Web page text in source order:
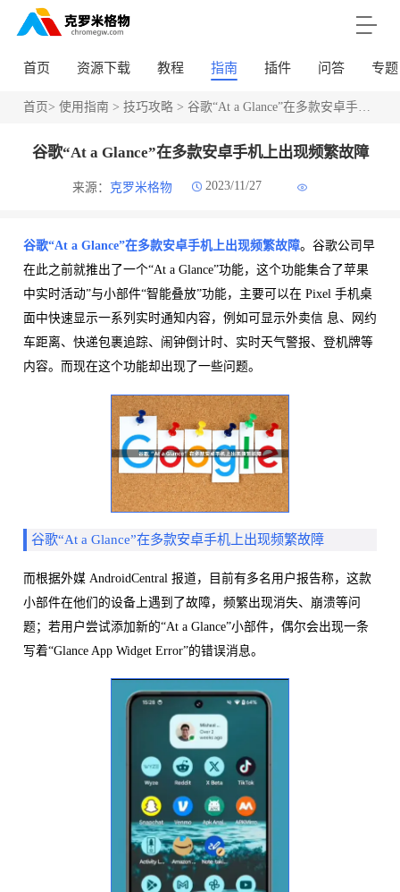
首页 资源下载 教程 指南 插件 问答 专题
首页> 使用指南 > 技巧攻略> 谷歌“At a Glance”在多款安卓手机上出现频繁故障
谷歌“At a Glance”在多款安卓手机上出现频繁故障
来源： 克罗米格物 2023/11/27
谷歌“At a Glance”在多款安卓手机上出现频繁故障。谷歌公司早
在此之前就推出了一个“At a Glance”功能，这个功能集合了苹果
中实时活动”与小部件“智能叠放”功能，主要可以在 Pixel 手机桌
面中快速显示一系列实时通知内容，例如可显示外卖信 息、网约
车距离、快递包裹追踪、闹钟倒计时、实时天气警报、登机牌等
内容。而现在这个功能却出现了一些问题。
谷歌“At a Glance”在多款安卓手机上出现频繁故障
而根据外媒 AndroidCentral 报道，目前有多名用户报告称，这款
小部件在他们的设备上遇到了故障，频繁出现消失、崩溃等问
题；若用户尝试添加新的“At a Glance”小部件，偶尔会出现一条
写着“Glance App Widget Error”的错误消息。